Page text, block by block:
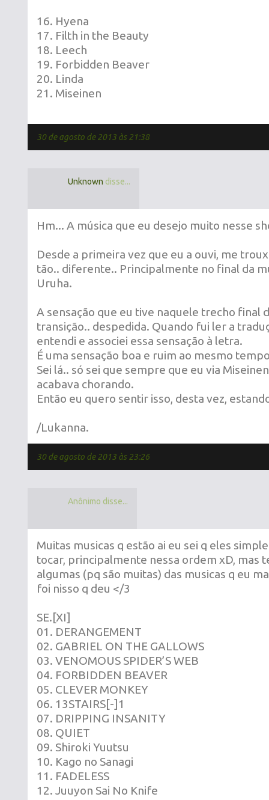
16. Hyena
17. Filth in the Beauty
18. Leech
19. Forbidden Beaver
20. Linda
21. Miseinen
30 de agosto de 2013 às 21:38
Unknown disse...
Hm... A música que eu desejo muito nesse
Desde a primeira vez que eu a ouvi, me
tão.. diferente.. Principalmente no final da
Uruha.
A sensação que eu tive naquele trecho final
transição.. despedida. Quando fui ler a
entendi e associei essa sensação à letra.
É uma sensação boa e ruim ao mesmo
Sei lá.. só sei que sempre que eu via
acabava chorando.
Então eu quero sentir isso, desta vez,
/Lukanna.
30 de agosto de 2013 às 23:26
Anônimo disse...
Muitas musicas q estão ai eu sei q eles
tocar, principalmente nessa ordem xD, mas
algumas (pq são muitas) das musicas q eu
foi nisso q deu </3
SE.[XI]
01. DERANGEMENT
02. GABRIEL ON THE GALLOWS
03. VENOMOUS SPIDER’S WEB
04. FORBIDDEN BEAVER
05. CLEVER MONKEY
06. 13STAIRS[-]1
07. DRIPPING INSANITY
08. QUIET
09. Shiroki Yuutsu
10. Kago no Sanagi
11. FADELESS
12. Juuyon Sai No Knife